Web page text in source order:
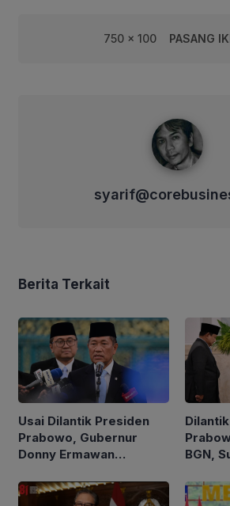
750 x 100 PASANG
Berita Terkait
Usai Dilantik Presiden
Prabowo, Gubernur
Donny Ermawan
Pembentukan URI
BGN,